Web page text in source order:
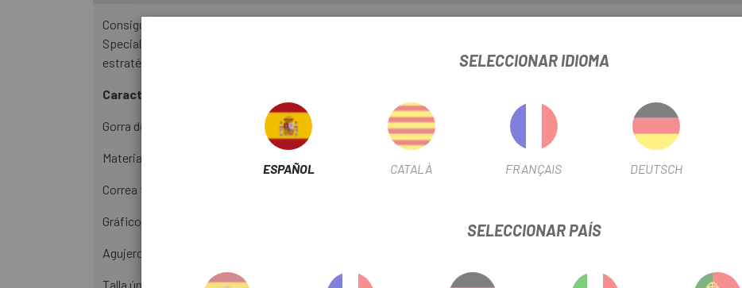
Consigue el ajuste ideal con la correa trasera ajustable y el cierre de clip metálico, proporcionando una sensación segura
Specialized bordado en la parte delantera y un logotipo S tejido en la parte trasera añaden un toque distintivo de marca y
estratégicamente situados mejoran la transpirabilidad, garantizando una experiencia fresca y cómoda.
Características:
Gorra de 6 paneles con ala curvada.
Material de sarga de algodón resistente.
Correa trasera ajustable con cierre de clip metálico.
Gráfico bordado de la bandera de Specialized en la parte delantera con el logotipo S tejido en la parte trasera.
Agujeros bordados para mayor transpirabilidad.
Talla única.
SELECCIONAR IDIOMA
ESPAÑOL CATALÀ FRANÇAIS DEUTSCH
SELECCIONAR PAÍS